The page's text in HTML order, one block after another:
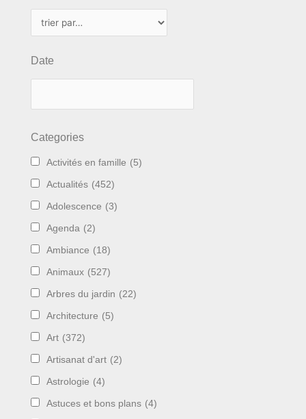
Date
Categories
Activités en famille (5)
Actualités (452)
Adolescence (3)
Agenda (2)
Ambiance (18)
Animaux (527)
Arbres du jardin (22)
Architecture (5)
Art (372)
Artisanat d'art (2)
Astrologie (4)
Astuces et bons plans (4)